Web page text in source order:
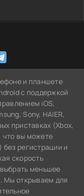
и планшете
с поддержкой
iOS,
Sony, HAIER,
приставках (Xbox,
что вы можете
регистрации и
скорость
меньшее
Мы открываем для